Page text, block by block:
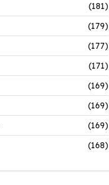
(181)
(179)
(177)
(171)
(169)
(169)
(169)
(168)